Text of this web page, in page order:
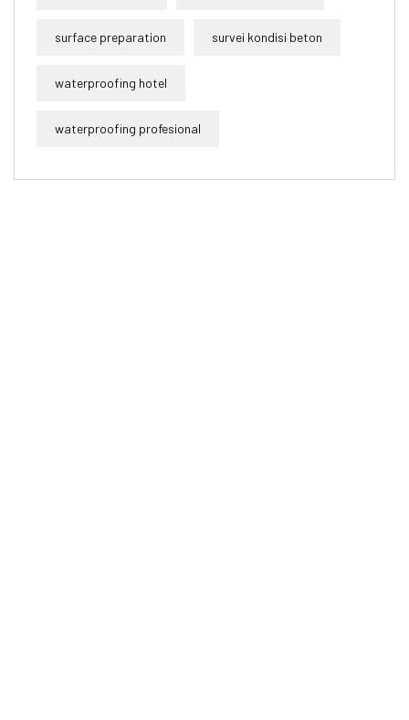
surface preparation survei kondisi beton
waterproofing hotel
waterproofing profesional